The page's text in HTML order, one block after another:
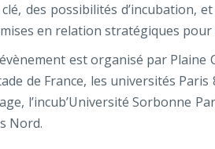
des possibilités d’incubation,
en relation stratégiques
est organisé par
de France, les universités
l’incub’Université Sorbonne
Nord.